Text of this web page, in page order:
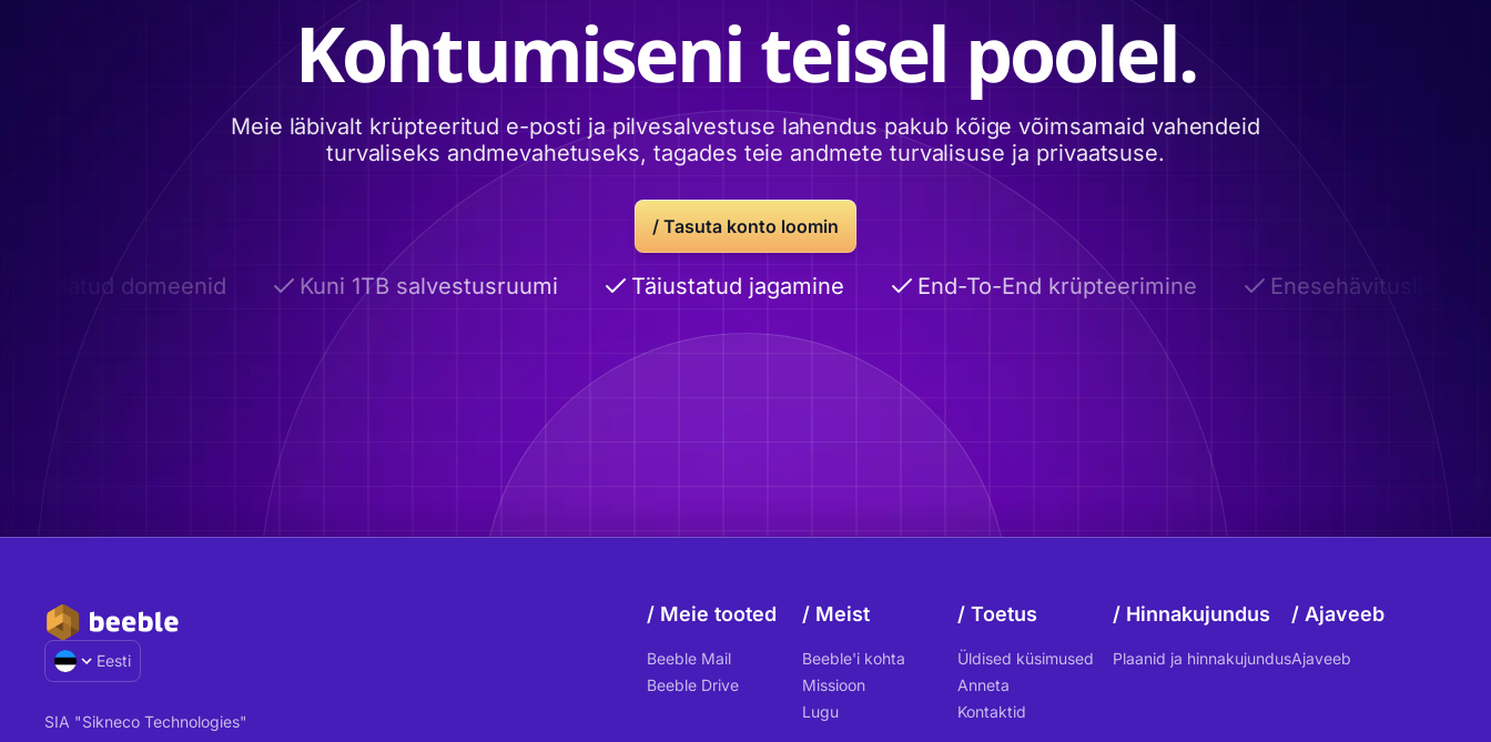
Kohtumiseni teisel poolel.
Meie läbivalt krüpteeritud e-posti ja pilvesalvestuse lahendus pakub kõige võimsamaid vahendeid
turvaliseks andmevahetuseks, tagades teie andmete turvalisuse ja privaatsuse.
/ Tasuta konto loomin
domeenid Kuni 1TB salvestusruumi Täiustatud jagamine End-To-End krüpteerimine Enesehävituslikud e-
Eesti
SIA "Sikneco Technologies"
Meie tooted
Beeble Mail
Beeble Drive
Meist
Beeble'i kohta
Missioon
Lugu
Toetus
Üldised küsimused
Anneta
Kontaktid
Hinnakujundus
Plaanid ja hinnakujundus
Ajaveeb
Ajaveeb